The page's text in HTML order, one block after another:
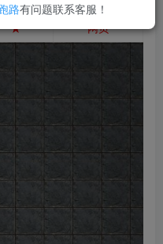
★ 网页
路有问题联系客服！